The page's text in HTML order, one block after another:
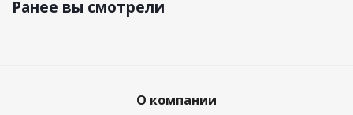
Ранее вы смотрели
О компании